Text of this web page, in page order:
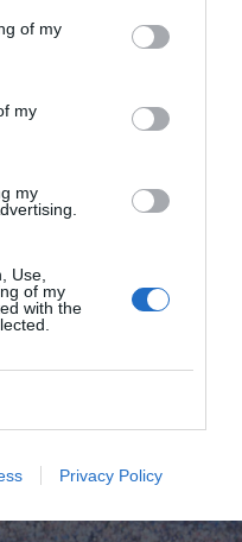
of my
my
my
Use,
of my
with the
Privacy Policy
των 26.4 τάκλιν ανά
2006], ενώ είναι
έκανε περισσότερα
72].
να κάνει 30 φάουλ
Σερκί της
πράγμα στον
θα είχα
να είχα στείλει
λίγο, ή μάλλον
ματς. Θα δίναμε λεφτά